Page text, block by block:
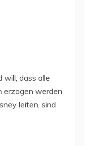
will, dass alle
erzogen werden
leiten, sind